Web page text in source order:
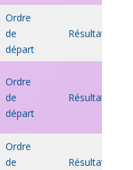
Ordre
de
départ
Résultats
Ordre
de
départ
Résultats
Ordre
de
Résultats